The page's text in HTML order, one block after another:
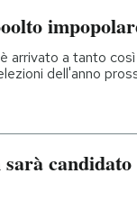
arrivato a tanto
dell'anno